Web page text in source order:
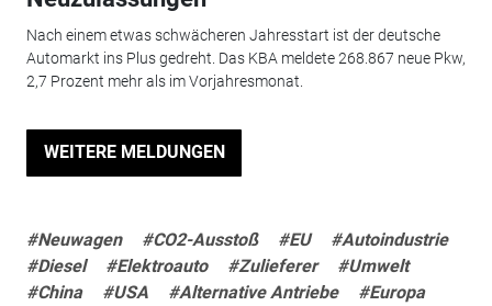
Nach einem etwas schwächeren Jahresstart ist der deutsche
Automarkt ins Plus gedreht. Das KBA meldete 268.867 neue Pkw,
2,7 Prozent mehr als im Vorjahresmonat.
WEITERE MELDUNGEN
#Neuwagen #CO2-Ausstoß #EU
#Autoindustrie
#Diesel
#Elektroauto #Zulieferer
#Umwelt
#China
#USA #Alternative Antriebe
#Europa